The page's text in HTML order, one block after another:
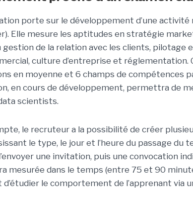
porte sur le développement d’une activité
Elle mesure les aptitudes en stratégie
de la relation avec les clients, pilotage
culture d’entreprise et réglementation.
en moyenne et 6 champs de compétences
en cours de développement, permettra de
scientists.
le recruteur a la possibilité de créer
le type, le jour et l’heure du passage du
une invitation, puis une convocation
mesurée dans le temps (entre 75 et 90
le comportement de l’apprenant via